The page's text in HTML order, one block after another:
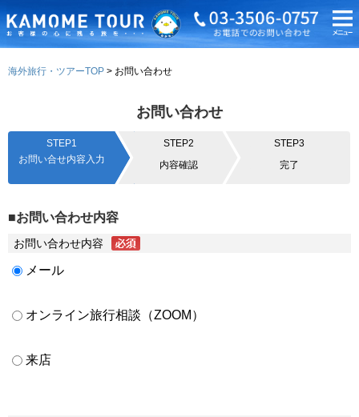
海外旅行・ツアーTOP お問い合わせ
お問い合わせ
STEP1
お問い合せ内容入力
STEP2
内容確認
STEP3
完了
■お問い合わせ内容
お問い合わせ内容
メール
オンライン旅行相談（ZOOM）
来店